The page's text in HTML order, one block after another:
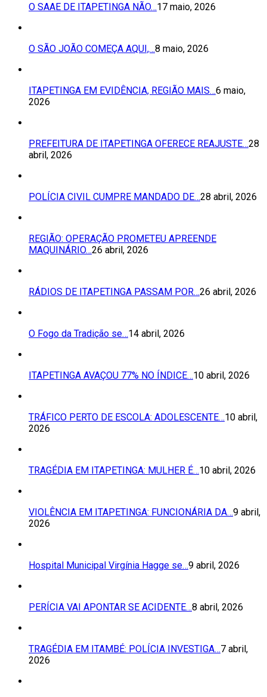
O SAAE DE ITAPETINGA NÃO…17 maio, 2026
O SÃO JOÃO COMEÇA AQUI,…8 maio, 2026
ITAPETINGA EM EVIDÊNCIA, REGIÃO MAIS…6 maio,
2026
PREFEITURA DE ITAPETINGA OFERECE REAJUSTE…28
abril, 2026
POLÍCIA CIVIL CUMPRE MANDADO DE…28 abril, 2026
REGIÃO: OPERAÇÃO PROMETEU APREENDE
MAQUINÁRIO…26 abril, 2026
RÁDIOS DE ITAPETINGA PASSAM POR…26 abril, 2026
O Fogo da Tradição se…14 abril, 2026
ITAPETINGA AVAÇOU 77% NO ÍNDICE…10 abril, 2026
TRÁFICO PERTO DE ESCOLA: ADOLESCENTE…10 abril,
2026
TRAGÉDIA EM ITAPETINGA: MULHER É…10 abril, 2026
VIOLÊNCIA EM ITAPETINGA: FUNCIONÁRIA DA…9 abril,
2026
Hospital Municipal Virgínia Hagge se…9 abril, 2026
PERÍCIA VAI APONTAR SE ACIDENTE…8 abril, 2026
TRAGÉDIA EM ITAMBÉ: POLÍCIA INVESTIGA…7 abril,
2026